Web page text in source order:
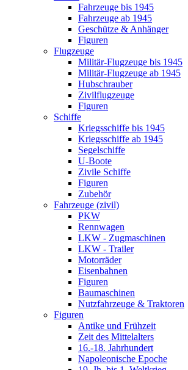
Fahrzeuge bis 1945
Fahrzeuge ab 1945
Geschütze & Anhänger
Figuren
Flugzeuge
Militär-Flugzeuge bis 1945
Militär-Flugzeuge ab 1945
Hubschrauber
Zivilflugzeuge
Figuren
Schiffe
Kriegsschiffe bis 1945
Kriegsschiffe ab 1945
Segelschiffe
U-Boote
Zivile Schiffe
Figuren
Zubehör
Fahrzeuge (zivil)
PKW
Rennwagen
LKW - Zugmaschinen
LKW - Trailer
Motorräder
Eisenbahnen
Figuren
Baumaschinen
Nutzfahrzeuge & Traktoren
Figuren
Antike und Frühzeit
Zeit des Mittelalters
16.-18. Jahrhundert
Napoleonische Epoche